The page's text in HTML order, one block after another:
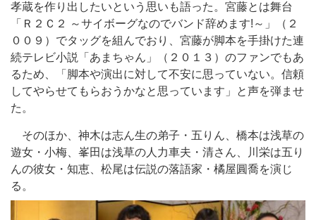
孝蔵を作り出したいという思いも語った。宮藤とは舞台
「Ｒ２Ｃ２ ～サイボーグなのでバンド辞めます!～」（２
００９）でタッグを組んでおり、宮藤が脚本を手掛けた連
続テレビ小説「あまちゃん」（２０１３）のファンでもあ
るため、「脚本や演出に対して不安に思っていない。信頼
してやらせてもらおうかなと思っています」と声を弾ませ
た。
そのほか、神木は志ん生の弟子・五りん、橋本は浅草の
遊女・小梅、峯田は浅草の人力車夫・清さん、川栄は五り
んの彼女・知恵、松尾は伝説の落語家・橘屋圓喬を演じ
る。